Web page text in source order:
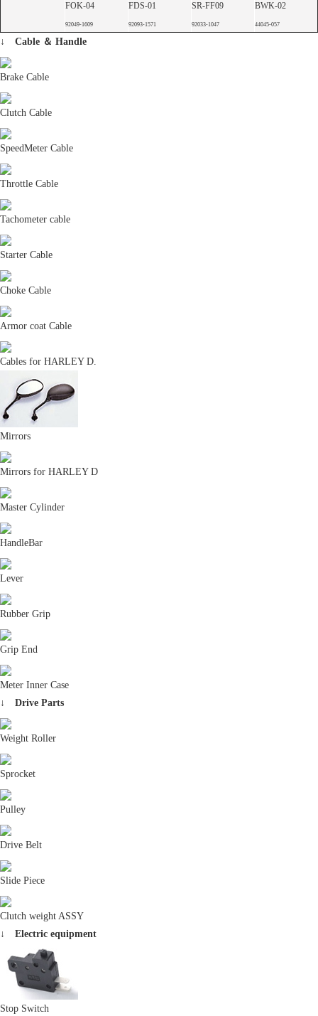
FOK-04
92049-1609
FDS-01
92093-1571
SR-FF09
92033-1047
BWK-02
44045-057
↓ Cable ＆ Handle
Brake Cable
Clutch Cable
SpeedMeter Cable
Throttle Cable
Tachometer cable
Starter Cable
Choke Cable
Armor coat Cable
Cables for HARLEY D.
Mirrors
Mirrors for HARLEY D
Master Cylinder
HandleBar
Lever
Rubber Grip
Grip End
Meter Inner Case
↓ Drive Parts
Weight Roller
Sprocket
Pulley
Drive Belt
Slide Piece
Clutch weight ASSY
↓ Electric equipment
Stop Switch